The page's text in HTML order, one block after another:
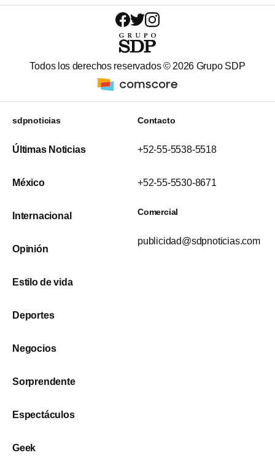
Todos los derechos reservados © 2026 Grupo SDP
sdpnoticias
Últimas Noticias
México
Internacional
Opinión
Estilo de vida
Deportes
Negocios
Sorprendente
Espectáculos
Geek
Contacto
+52-55-5538-5518
+52-55-5530-8671
Comercial
publicidad@sdpnoticias.com